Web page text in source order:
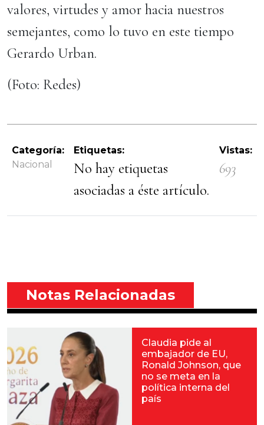
valores, virtudes y amor hacia nuestros
semejantes, como lo tuvo en este tiempo
Gerardo Urban.
(Foto: Redes)
Categoría:
Nacional
Etiquetas:
No hay etiquetas
asociadas a éste artículo.
Vistas:
693
Notas Relacionadas
Claudia pide al
embajador de EU,
Ronald Johnson, que
no se meta en la
política interna del
país